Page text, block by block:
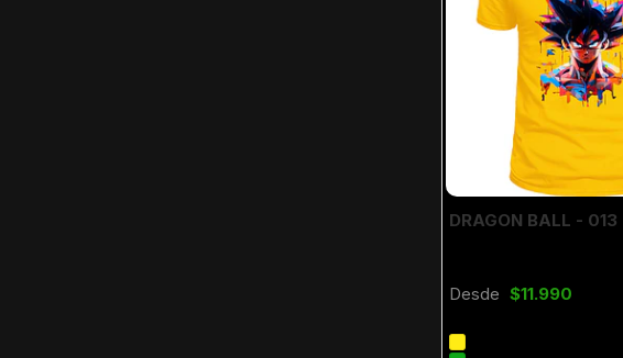
DRAGON BALL - 013
Desde $11.990